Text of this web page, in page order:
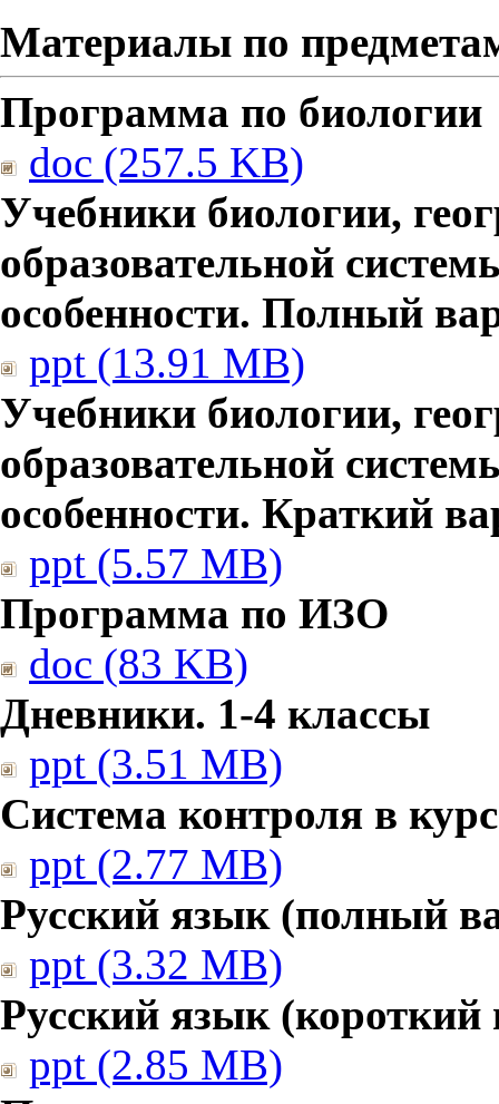
Материалы по
Программа по биологии
doc (257.5 KB)
Учебники биологии,
образовательной
особенности. Полный
ppt (13.91 MB)
Учебники биологии,
образовательной
особенности. Краткий
ppt (5.57 MB)
Программа по ИЗО
doc (83 KB)
Дневники. 1-4 классы
ppt (3.51 MB)
Система контроля в
ppt (2.77 MB)
Русский язык (полный
ppt (3.32 MB)
Русский язык (короткий
ppt (2.85 MB)